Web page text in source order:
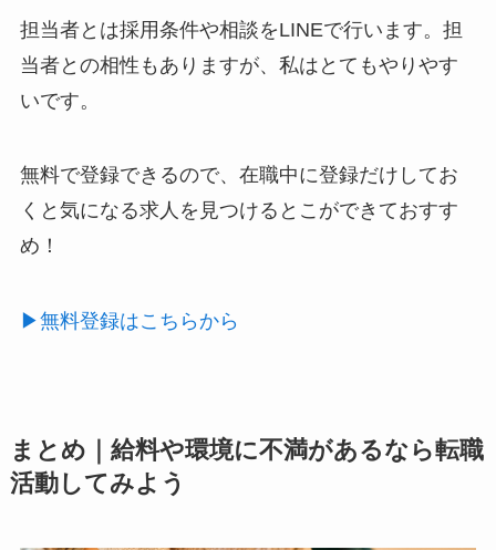
担当者とは採用条件や相談をLINEで行います。担
当者との相性もありますが、私はとてもやりやす
いです。
無料で登録できるので、在職中に登録だけしてお
くと気になる求人を見つけるとこができておすす
め！
▶︎無料登録はこちらから
まとめ｜給料や環境に不満があるなら転職
活動してみよう